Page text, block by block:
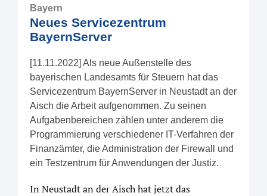
Bayern
Neues Servicezentrum
BayernServer
[11.11.2022] Als neue Außenstelle des
bayerischen Landesamts für Steuern hat das
Servicezentrum BayernServer in Neustadt an der
Aisch die Arbeit aufgenommen. Zu seinen
Aufgabenbereichen zählen unter anderem die
Programmierung verschiedener IT-Verfahren der
Finanzämter, die Administration der Firewall und
ein Testzentrum für Anwendungen der Justiz.
In Neustadt an der Aisch hat jetzt das